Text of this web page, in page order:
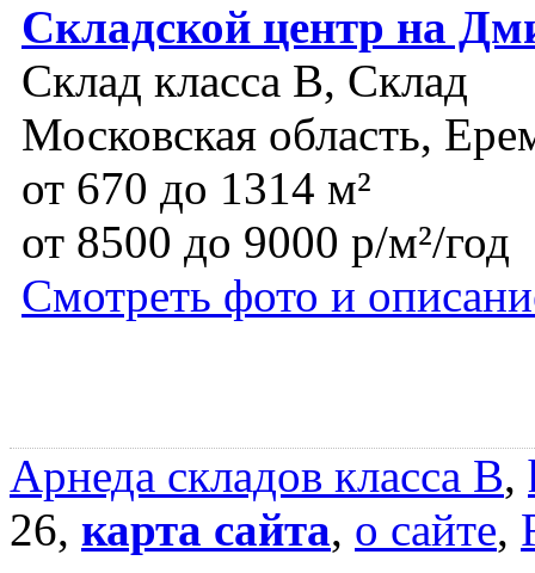
Складской центр на
Склад класса B, Склад
Московская область,
от 670 до 1314 м²
от 8500 до 9000 р/м²/год
Смотреть фото и
Арнеда складов класса B,
26, карта сайта, о сайте,